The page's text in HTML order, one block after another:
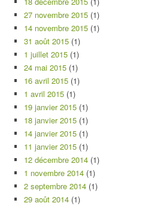
27 novembre 2015 (1)
14 novembre 2015 (1)
31 août 2015 (1)
1 juillet 2015 (1)
24 mai 2015 (1)
16 avril 2015 (1)
1 avril 2015 (1)
19 janvier 2015 (1)
18 janvier 2015 (1)
14 janvier 2015 (1)
11 janvier 2015 (1)
12 décembre 2014 (1)
1 novembre 2014 (1)
2 septembre 2014 (1)
29 août 2014 (1)